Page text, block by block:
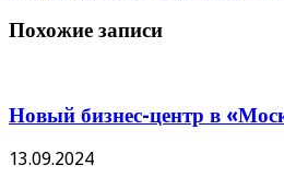
Похожие записи
Новый бизнес-центр в
13.09.2024